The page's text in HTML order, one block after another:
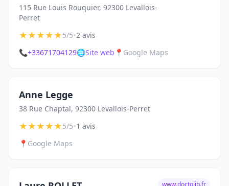
115 Rue Louis Rouquier, 92300 Levallois-
Perret
★★★★★5/5•2 avis
📞+33671704129🌐Site web 📍 Google Maps
Anne Legge
38 Rue Chaptal, 92300 Levallois-Perret
★★★★★5/5•1 avis
📍 Google Maps
www.doctolib.fr